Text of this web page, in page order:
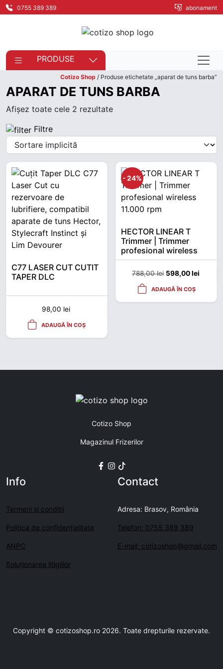
0755 389 389 abonament
PRODUSE
Cotizo Shop / Produse etichetate „aparat de tuns barba”
APARAT DE TUNS BARBA
Afișez toate cele 2 rezultate
Filtre
C77 LASER CUT CUTIT
TAPER DLC
98,00 lei
ADAUGĂ ÎN COȘ
- 24%
HECTOR LINEAR T
Trimmer | Trimmer
profesional wireless
11.000 rpm
788,00lei Prețul inițial a
598,00lei
ADAUGĂ ÎN COȘ
Cotizo Shop
Magazinul Frizerilor
Info
Termeni si conditii
Politica de confidenţialitate
ANPC
Soluționarea litigiilor
Contact
Adresa: Brasov, România
Telefon: 0755 389 389
E-mail: cotizoshop@gmail.com
Copyright © cotizoshop.ro 2026. Toate drepturile rezervate.